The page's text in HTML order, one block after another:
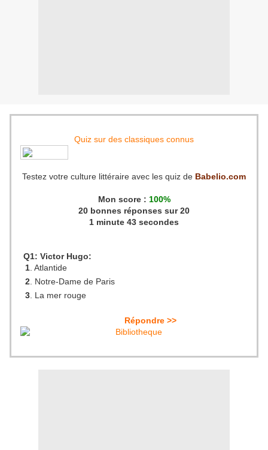
Quiz sur des classiques connus
Testez votre culture littéraire avec les quiz de Babelio.com
Mon score : 100%
20 bonnes réponses sur 20
1 minute 43 secondes
Q1: Victor Hugo:
1 . Atlantide
2 . Notre-Dame de Paris
3 . La mer rouge
Répondre >>